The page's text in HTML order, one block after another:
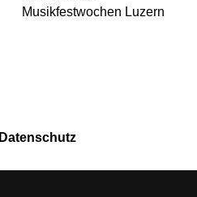
Musikfestwochen Luzern
Datenschutz